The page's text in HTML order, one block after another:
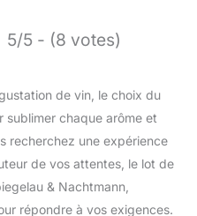
5/5 - (8 votes)
de vin, le choix du
sublimer chaque arôme et
recherchez une expérience
de vos attentes, le lot de
& Nachtmann,
répondre à vos exigences.